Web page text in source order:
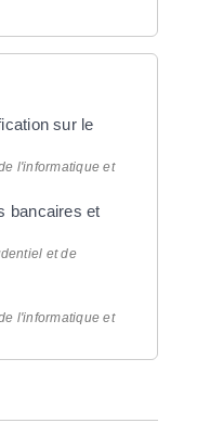
sur le
l'informatique et
bancaires et
et de
l'informatique et